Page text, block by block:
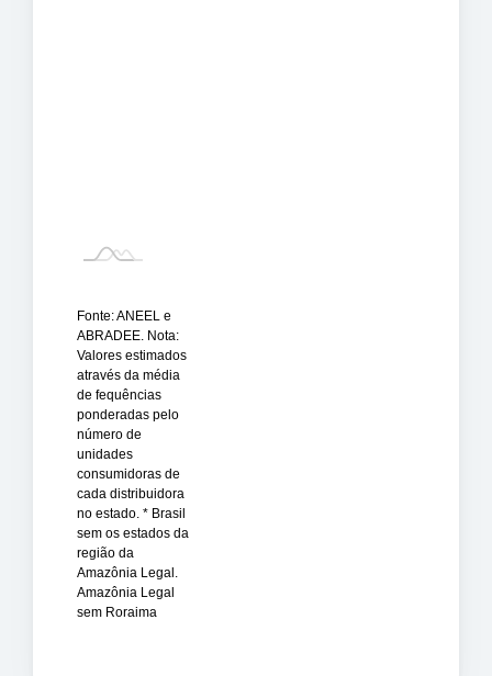
Fonte: ANEEL e
ABRADEE. Nota:
Valores estimados
através da média
de fequências
ponderadas pelo
número de
unidades
consumidoras de
cada distribuidora
no estado. * Brasil
sem os estados da
região da
Amazônia Legal.
Amazônia Legal
sem Roraima